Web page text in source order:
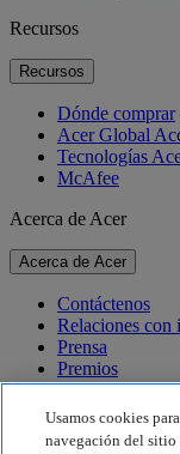
Recursos
Recursos
Dónde comprar
Acer Global
Tecnologías
McAfee
Acerca de Acer
Acerca de Acer
Contáctenos
Relaciones con
Prensa
Premios
Eventos
Sostenibilidad
Usamos cookies
navegación del sitio